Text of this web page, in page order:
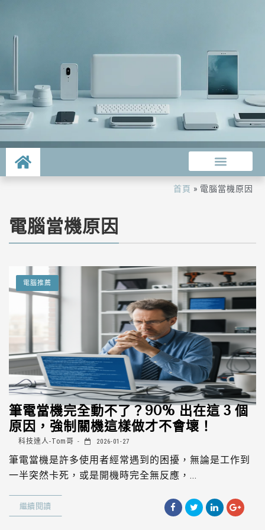
首頁 » 電腦當機原因
電腦當機原因
電腦推薦
筆電當機完全動不了？90% 出在這 3 個
原因，強制關機這樣做才不會壞！
科技達人-Tom哥 2026-01-27
筆電當機是許多使用者經常遇到的困擾，無論是工作到
一半突然卡死，或是開機時完全無反應，...
繼續閱讀